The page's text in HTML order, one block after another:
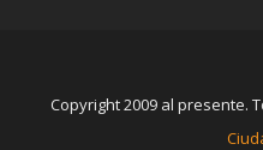
Copyright 2009 al presente.